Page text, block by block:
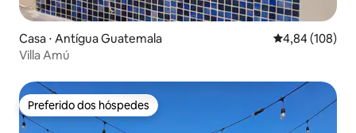
Casa ⋅ Antígua Guatemala 4,84 de uma
4,84 (108)
Villa Amú
Preferido dos hóspedes
Preferido dos hóspedes